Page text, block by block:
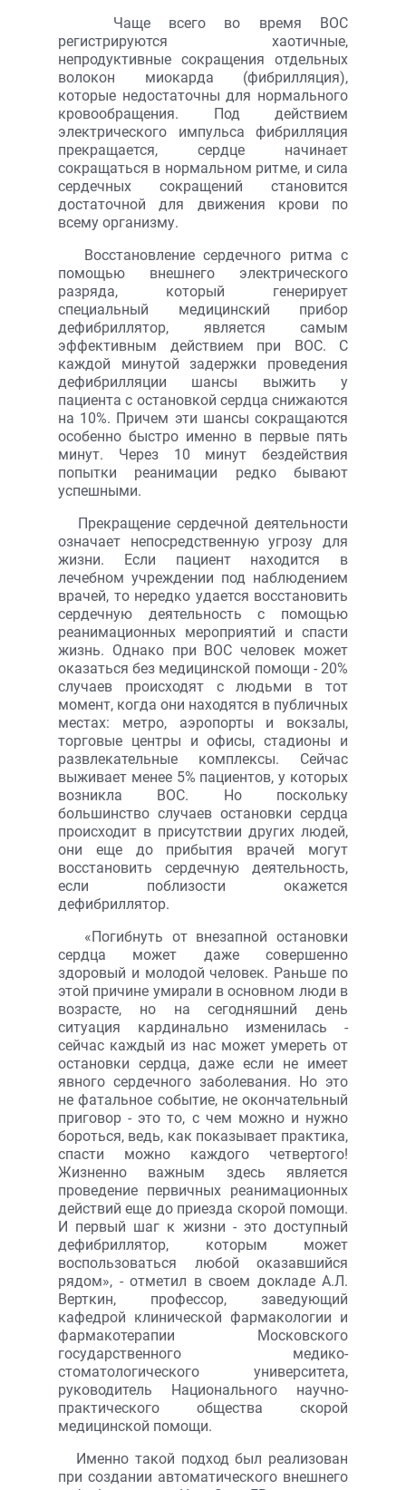
Чаще всего во время ВОС
регистрируются хаотичные,
непродуктивные сокращения отдельных
волокон миокарда (фибрилляция),
которые недостаточны для нормального
кровообращения. Под действием
электрического импульса фибрилляция
прекращается, сердце начинает
сокращаться в нормальном ритме, и сила
сердечных сокращений становится
достаточной для движения крови по
всему организму.
Восстановление сердечного ритма с
помощью внешнего электрического
разряда, который генерирует
специальный медицинский прибор
дефибриллятор, является самым
эффективным действием при ВОС. С
каждой минутой задержки проведения
дефибрилляции шансы выжить у
пациента с остановкой сердца снижаются
на 10%. Причем эти шансы сокращаются
особенно быстро именно в первые пять
минут. Через 10 минут бездействия
попытки реанимации редко бывают
успешными.
Прекращение сердечной деятельности
означает непосредственную угрозу для
жизни. Если пациент находится в
лечебном учреждении под наблюдением
врачей, то нередко удается восстановить
сердечную деятельность с помощью
реанимационных мероприятий и спасти
жизнь. Однако при ВОС человек может
оказаться без медицинской помощи - 20%
случаев происходят с людьми в тот
момент, когда они находятся в публичных
местах: метро, аэропорты и вокзалы,
торговые центры и офисы, стадионы и
развлекательные комплексы. Сейчас
выживает менее 5% пациентов, у которых
возникла ВОС. Но поскольку
большинство случаев остановки сердца
происходит в присутствии других людей,
они еще до прибытия врачей могут
восстановить сердечную деятельность,
если поблизости окажется
дефибриллятор.
«Погибнуть от внезапной остановки
сердца может даже совершенно
здоровый и молодой человек. Раньше по
этой причине умирали в основном люди в
возрасте, но на сегодняшний день
ситуация кардинально изменилась -
сейчас каждый из нас может умереть от
остановки сердца, даже если не имеет
явного сердечного заболевания. Но это
не фатальное событие, не окончательный
приговор - это то, с чем можно и нужно
бороться, ведь, как показывает практика,
спасти можно каждого четвертого!
Жизненно важным здесь является
проведение первичных реанимационных
действий еще до приезда скорой помощи.
И первый шаг к жизни - это доступный
дефибриллятор, которым может
воспользоваться любой оказавшийся
рядом», - отметил в своем докладе А.Л.
Верткин, профессор, заведующий
кафедрой клинической фармакологии и
фармакотерапии Московского
государственного медико-
стоматологического университета,
руководитель Национального научно-
практического общества скорой
медицинской помощи.
Именно такой подход был реализован
при создании автоматического внешнего